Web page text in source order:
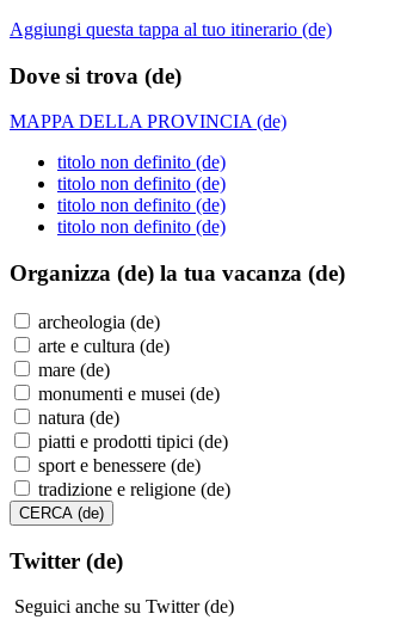
Aggiungi questa tappa al tuo itinerario (de)
Dove si trova (de)
MAPPA DELLA PROVINCIA (de)
titolo non definito (de)
titolo non definito (de)
titolo non definito (de)
titolo non definito (de)
Organizza (de) la tua vacanza (de)
archeologia (de)
arte e cultura (de)
mare (de)
monumenti e musei (de)
natura (de)
piatti e prodotti tipici (de)
sport e benessere (de)
tradizione e religione (de)
Twitter (de)
Seguici anche su Twitter (de)